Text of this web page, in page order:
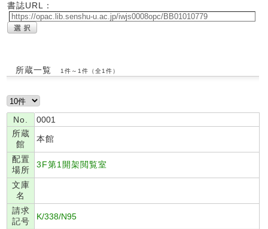
書誌URL：
所蔵一覧 1件～1件（全1件）
No.
0001
所蔵
館
本館
配置
場所
3F第1開架閲覧室
文庫
名
請求
記号
K/338/N95